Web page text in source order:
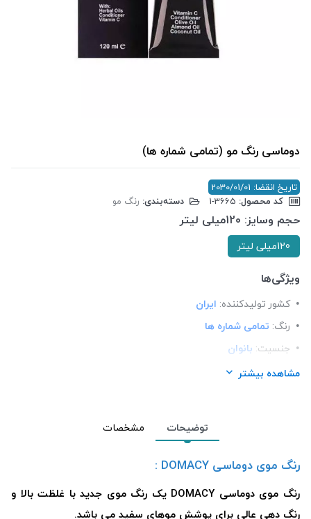
دوماسی رنگ مو (تمامی شماره ها)
تاریخ انقضا: 2030/01/01
کد محصول:
دسته‌بندی: رنگ مو
حجم وسایز: 120میلی لیتر
120میلی لیتر
ویژگی‌ها
کشور تولید‎کننده:
ایران
رنگ: تمامی شماره ها
جنسیت: بانوان
محل استعمال:مو مشاهده بیشتر
توضیحات مشخصات
رنگ موی دوماسی DOMACY :
رنگ موی دوماسی DOMACY یک رنگ موی جدید با غلظت بالا و
رنگ دهی عالی برای پوشش موهای سفید می باشد.